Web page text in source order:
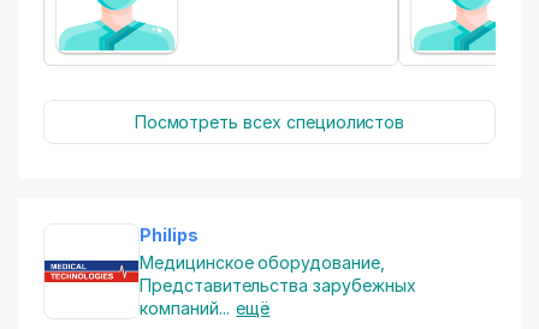
выполненных работ, соблюдение сроков по
договору, надежность дорожного полотна.
Посмотреть всех специолистов
Philips
Медицинское оборудование,
Представительства зарубежных
компаний... ещё